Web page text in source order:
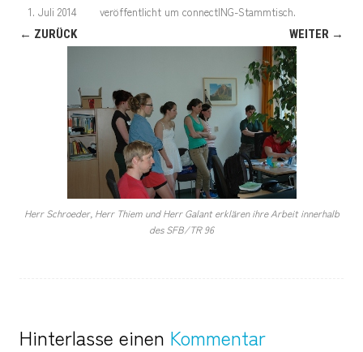
veröffentlicht
1. Juli 2014 um connectING-Stammtisch.
← ZURÜCK WEITER →
Herr Schroeder, Herr Thiem und Herr Galant erklären ihre Arbeit innerhalb
des SFB/TR 96
Hinterlasse einen Kommentar